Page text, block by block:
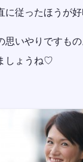
従ったほうが好
いやりですもの
しょうね♡